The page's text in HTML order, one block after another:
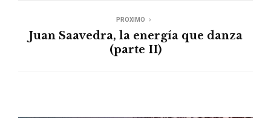
PROXIMO
Juan Saavedra, la energía que danza
(parte II)